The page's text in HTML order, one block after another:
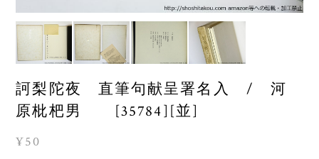
訶梨陀夜 直筆句献呈署名入 / 河
原枇杷男 [35784][並]
¥50